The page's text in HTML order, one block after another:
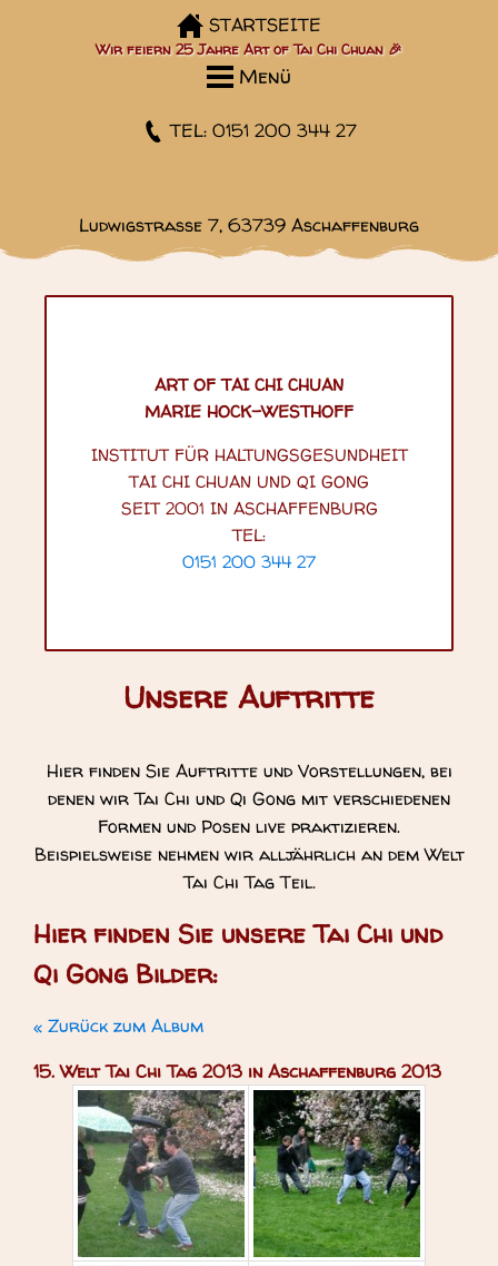
STARTSEITE
Wir feiern 25 Jahre Art of Tai Chi Chuan 🎉
Menü
TEL: 0151 200 344 27
Ludwigstraße 7, 63739 Aschaffenburg
ART OF TAI CHI CHUAN
MARIE HOCK-WESTHOFF
INSTITUT FÜR HALTUNGSGESUNDHEIT
TAI CHI CHUAN UND QI GONG
SEIT 2001 IN ASCHAFFENBURG
TEL:
0151 200 344 27
Unsere Auftritte
Hier finden Sie Auftritte und Vorstellungen, bei
denen wir Tai Chi und Qi Gong mit verschiedenen
Formen und Posen live praktizieren.
Beispielsweise nehmen wir alljährlich an dem Welt
Tai Chi Tag Teil.
Hier finden Sie unsere Tai Chi und
Qi Gong Bilder:
« Zurück zum Album
15. Welt Tai Chi Tag 2013 in Aschaffenburg 2013